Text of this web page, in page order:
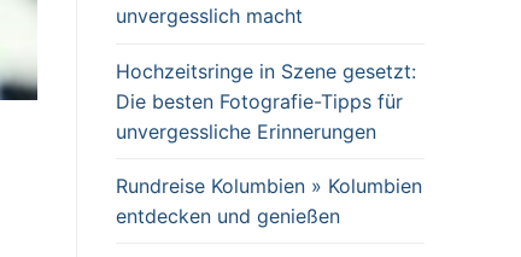
unvergesslich macht
Hochzeitsringe in Szene gesetzt:
Die besten Fotografie-Tipps für
unvergessliche Erinnerungen
Rundreise Kolumbien » Kolumbien
entdecken und genießen